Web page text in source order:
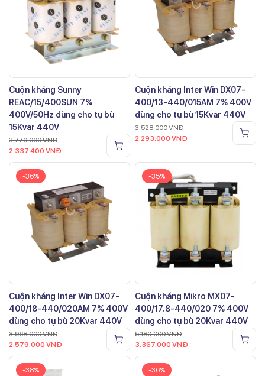
Cuộn kháng Sunny
REAC/15/400SUN 7%
400V/50Hz dùng cho tụ bù
15Kvar 440V
3.770.000VNĐ
2.337.400 VNĐ
Cuộn kháng Inter Win DX07-
400/13-440/015AM 7% 400V
dùng cho tụ bù 15Kvar 440V
3.528.000VNĐ
2.293.000 VNĐ
-36%
Cuộn kháng Inter Win DX07-
400/18-440/020AM 7% 400V
dùng cho tụ bù 20Kvar 440V
3.968.000VNĐ
2.579.000 VNĐ
-35%
Cuộn kháng Mikro MX07-
400/17.8-440/020 7% 400V
dùng cho tụ bù 20Kvar 440V
5.180.000VNĐ
3.367.000 VNĐ
-38% -36%